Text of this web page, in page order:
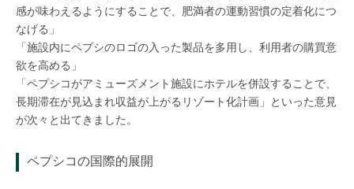
感が味わえるようにすることで、肥満者の運動習慣の定着化につ
なげる」
「施設内にペプシのロゴの入った製品を多用し、利用者の購買意
欲を高める」
「ペプシコがアミューズメント施設にホテルを併設することで、
長期滞在が見込まれ収益が上がるリゾート化計画」といった意見
が次々と出てきました。
ペプシコの国際的展開